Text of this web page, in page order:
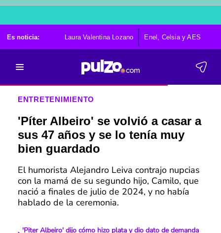
Es noticia: Laura Valentina Lozano Enel, Celsia y AES
ENTRETENIMIENTO
'Píter Albeiro' se volvió a casar a
sus 47 años y se lo tenía muy
bien guardado
El humorista Alejandro Leiva contrajo nupcias
con la mamá de su segundo hijo, Camilo, que
nació a finales de julio de 2024, y no había
hablado de la ceremonia.
'Piter Albeiro' dijo cómo hizo plata y dio dato de demanda